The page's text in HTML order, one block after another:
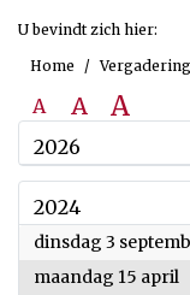
U bevindt zich hier:
Home
A A A
2026
2024
dinsdag 3
maandag 15 april